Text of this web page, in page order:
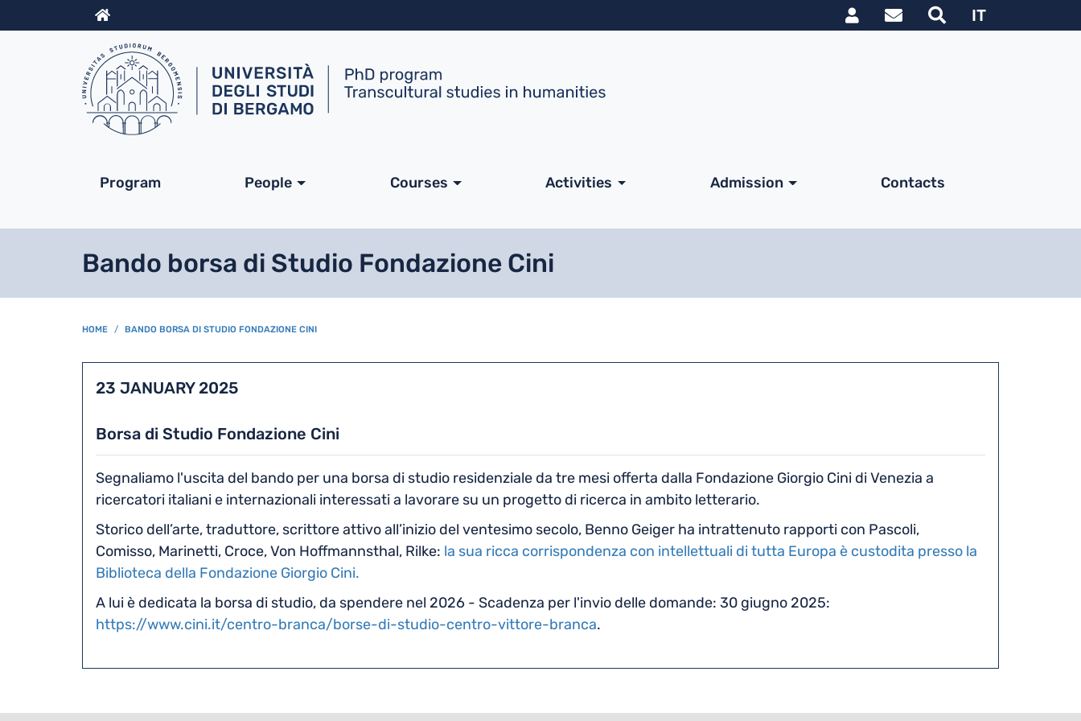
Info Link utili utente
IT
Navigazione principale
Program People Courses Activities Admission Contacts
Bando borsa di Studio Fondazione Cini
BREADCRUMB
HOME BANDO BORSA DI STUDIO FONDAZIONE CINI
23 JANUARY 2025
Borsa di Studio Fondazione Cini
Segnaliamo l'uscita del bando per una borsa di studio residenziale da tre mesi offerta dalla Fondazione Giorgio Cini di Venezia a
ricercatori italiani e internazionali interessati a lavorare su un progetto di ricerca in ambito letterario.
Storico dell’arte, traduttore, scrittore attivo all’inizio del ventesimo secolo, Benno Geiger ha intrattenuto rapporti con Pascoli,
Comisso, Marinetti, Croce, Von Hoffmannsthal, Rilke: la sua ricca corrispondenza con intellettuali di tutta Europa è custodita presso la
Biblioteca della Fondazione Giorgio Cini.
A lui è dedicata la borsa di studio, da spendere nel 2026 - Scadenza per l'invio delle domande: 30 giugno 2025:
https://www.cini.it/centro-branca/borse-di-studio-centro-vittore-branca.